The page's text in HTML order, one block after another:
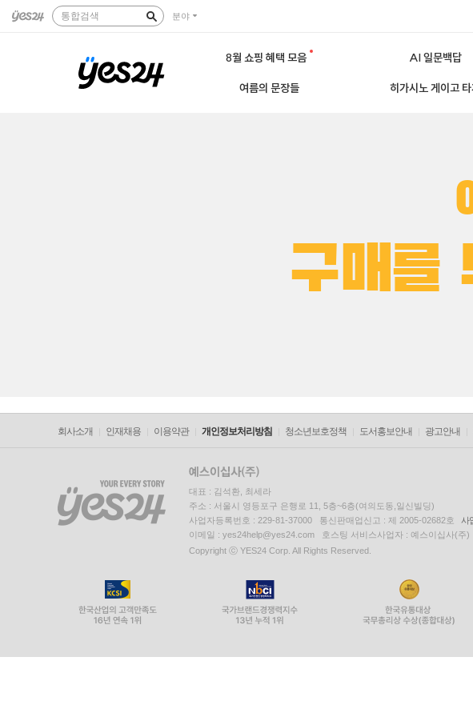
통합검색 분야
8월 쇼핑 혜택 모음 AI 일문백답
여름의 문장들 히가시노 게이고
구매를
회사소개 인재채용 이용약관 개인정보처리방침 청소년보호정책 도서홍보안내 광고안내
대표 : 김석환, 최세라
주소 : 서울시 영등포구 은행로 11, 5층~6층(여의도동,일신빌딩)
사업자등록번호 : 229-81-37000 통신판매업신고 : 제 2005-02682호
사
이메일 : yes24help@yes24.com 호스팅 서비스사업자 : 예스이십사(주)
Copyright ⓒ YES24 Corp. All Rights Reserved.